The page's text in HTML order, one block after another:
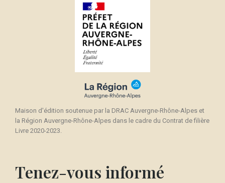
Maison d'édition soutenue par la DRAC Auvergne-Rhône-Alpes et
la Région Auvergne-Rhône-Alpes dans le cadre du Contrat de filière
Livre 2020-2023.
Tenez-vous informé